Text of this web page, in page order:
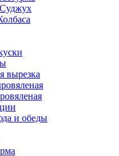
вырезка
и обеды